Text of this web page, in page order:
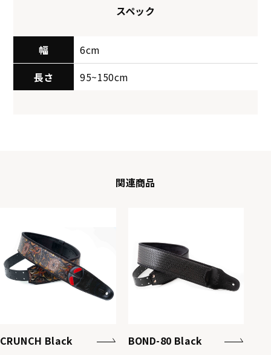
スペック
幅
6cm
長さ
95~150cm
関連商品
CRUNCH Black BOND-80 Black